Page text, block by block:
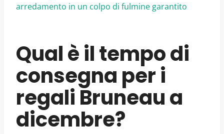
arredamento in un colpo di fulmine garantito
Qual è il tempo di
consegna per i
regali Bruneau a
dicembre?